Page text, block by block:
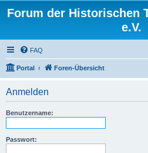
Forum der Historischen
e.V.
FAQ
Portal Foren-Übersicht
Anmelden
Benutzername:
Passwort: